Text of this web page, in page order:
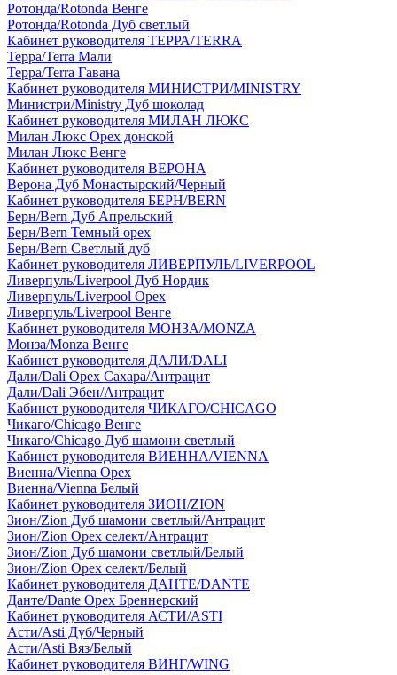
Ротонда/Rotonda Венге
Ротонда/Rotonda Дуб светлый
Кабинет руководителя ТЕРРА/TERRA
Терра/Terra Мали
Терра/Terra Гавана
Кабинет руководителя МИНИСТРИ/MINISTRY
Министри/Ministry Дуб шоколад
Кабинет руководителя МИЛАН ЛЮКС
Милан Люкс Орех донской
Милан Люкс Венге
Кабинет руководителя ВЕРОНА
Верона Дуб Монастырский/Черный
Кабинет руководителя БЕРН/BERN
Берн/Bern Дуб Апрельский
Берн/Bern Темный орех
Берн/Bern Светлый дуб
Кабинет руководителя ЛИВЕРПУЛЬ/LIVERPOOL
Ливерпуль/Liverpool Дуб Нордик
Ливерпуль/Liverpool Орех
Ливерпуль/Liverpool Венге
Кабинет руководителя МОНЗА/MONZA
Монза/Monza Венге
Кабинет руководителя ДАЛИ/DALI
Дали/Dali Орех Cахара/Антрацит
Дали/Dali Эбен/Антрацит
Кабинет руководителя ЧИКАГО/CHICAGO
Чикаго/Chicago Венге
Чикаго/Chicago Дуб шамони светлый
Кабинет руководителя ВИЕННА/VIENNA
Виенна/Vienna Орех
Виенна/Vienna Белый
Кабинет руководителя ЗИОН/ZION
Зион/Zion Дуб шамони светлый/Антрацит
Зион/Zion Орех селект/Антрацит
Зион/Zion Дуб шамони светлый/Белый
Зион/Zion Орех селект/Белый
Кабинет руководителя ДАНТЕ/DANTE
Данте/Dante Орех Бреннерский
Кабинет руководителя АСТИ/ASTI
Асти/Asti Дуб/Черный
Асти/Asti Вяз/Белый
Кабинет руководителя ВИНГ/WING